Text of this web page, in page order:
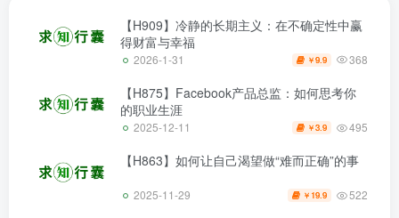
【H909】冷静的长期主义：在不确定性中赢
得财富与幸福
2026-1-31 ￥9.9 368
【H875】Facebook产品总监：如何思考你
的职业生涯
2025-12-11 ￥3.9 495
【H863】如何让自己渴望做“难而正确”的事
2025-11-29 ￥ 19.9 522